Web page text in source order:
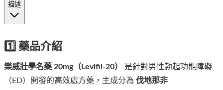
描述
1️⃣ 藥品介紹
樂威壯學名藥 20mg（Levifil-20）
是針對男性勃起功能障礙
（ED）開發的高效處方藥，主成分為 伐地那非